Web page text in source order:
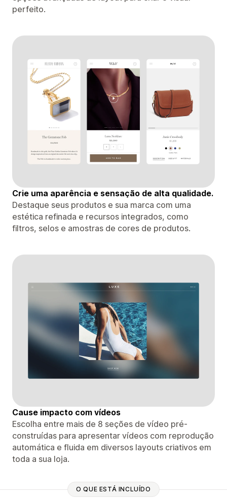
perfeito.
Crie uma aparência e sensação de alta qualidade.
Destaque seus produtos e sua marca com uma
estética refinada e recursos integrados, como
filtros, selos e amostras de cores de produtos.
Cause impacto com vídeos
Escolha entre mais de 8 seções de vídeo pré-
construídas para apresentar vídeos com reprodução
automática e fluida em diversos layouts criativos em
toda a sua loja.
O QUE ESTÁ INCLUÍDO